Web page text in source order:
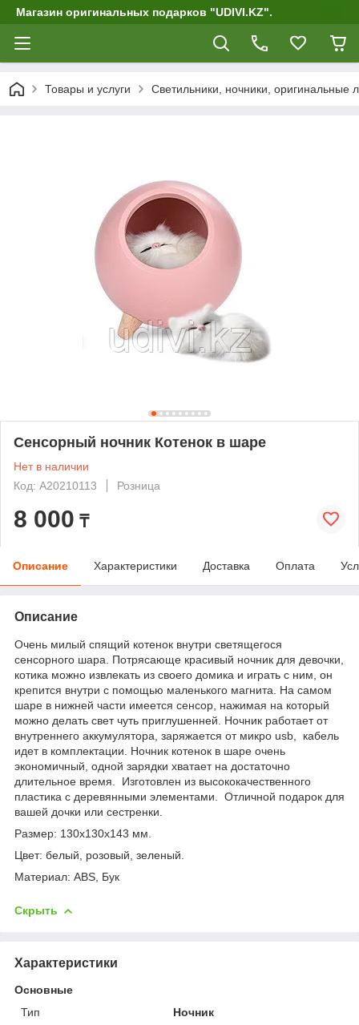
Магазин оригинальных подарков "UDIVI.KZ".
Товары и услуги Светильники, ночники, оригинальные
Сенсорный ночник Котенок в шаре
Нет в наличии
Код: А20210113
Розница
8 000 ₸
Описание Характеристики Доставка Оплата
Описание
Очень милый спящий котенок внутри светящегося
сенсорного шара. Потрясающе красивый ночник для девочки,
котика можно извлекать из своего домика и играть с ним, он
крепится внутри с помощью маленького магнита. На самом
шаре в нижней части имеется сенсор, нажимая на который
можно делать свет чуть приглушенней. Ночник работает от
внутреннего аккумулятора, заряжается от микро usb, кабель
идет в комплектации. Ночник котенок в шаре очень
экономичный, одной зарядки хватает на достаточно
длительное время. Изготовлен из высококачественного
пластика с деревянными элементами. Отличной подарок для
вашей дочки или сестренки.
Размер: 130x130x143 мм.
Цвет: белый, розовый, зеленый.
Материал: ABS, Бук
Скрыть
Характеристики
Основные
Тип
Ночник